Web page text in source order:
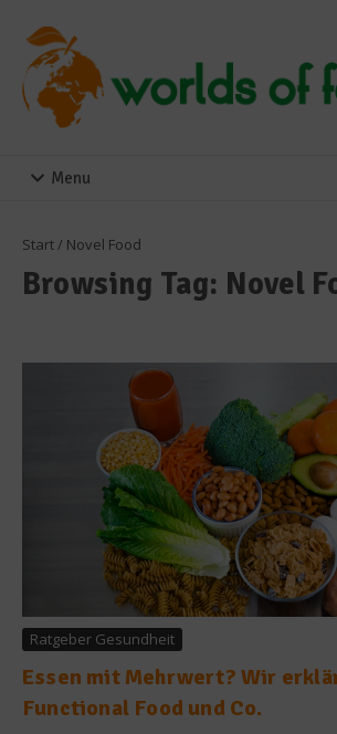
Menu
Start/ Novel Food
Browsing Tag: Novel
Ratgeber Gesundheit
Essen mit Mehrwert? Wir
Functional Food und Co.